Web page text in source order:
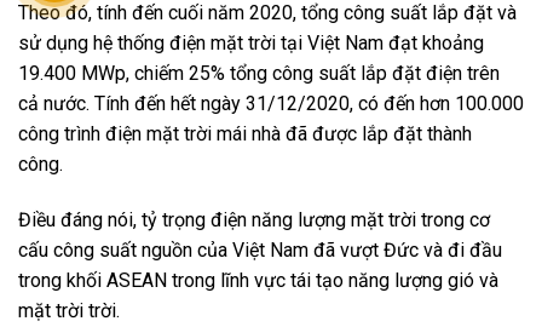
Theo đó, tính đến cuối năm 2020, tổng công suất lắp đặt và
sử dụng hệ thống điện mặt trời tại Việt Nam đạt khoảng
19.400 MWp, chiếm 25% tổng công suất lắp đặt điện trên
cả nước. Tính đến hết ngày 31/12/2020, có đến hơn 100.000
công trình điện mặt trời mái nhà đã được lắp đặt thành
công.
Điều đáng nói, tỷ trọng điện năng lượng mặt trời trong cơ
cấu công suất nguồn của Việt Nam đã vượt Đức và đi đầu
trong khối ASEAN trong lĩnh vực tái tạo năng lượng gió và
mặt trời trời.